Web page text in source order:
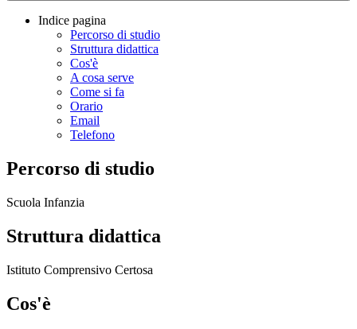
Indice pagina
Percorso di studio
Struttura didattica
Cos'è
A cosa serve
Come si fa
Orario
Email
Telefono
Percorso di studio
Scuola Infanzia
Struttura didattica
Istituto Comprensivo Certosa
Cos'è